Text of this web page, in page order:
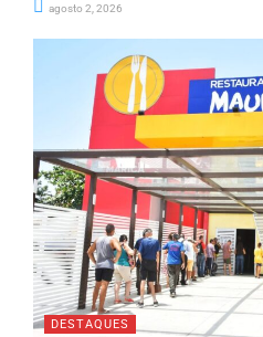
agosto 2, 2026
DESTAQUES